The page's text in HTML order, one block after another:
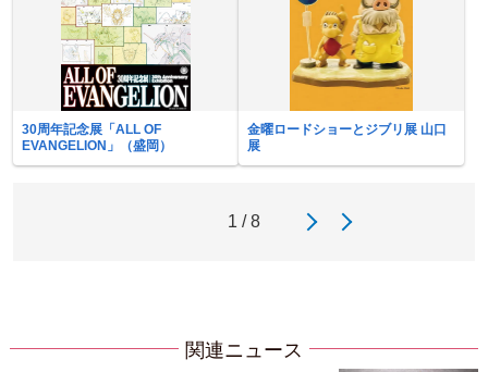
30周年記念展「ALL OF
EVANGELION」（盛岡）
金曜ロードショーとジブリ展 山口
展
1 / 8
関連ニュース